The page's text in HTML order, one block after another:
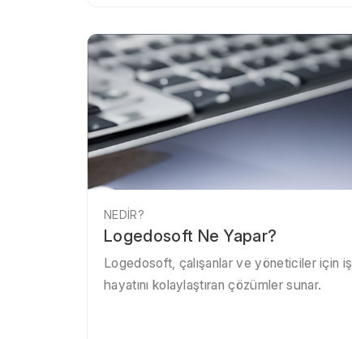
NEDIR?
Logedosoft Ne Yapar?
Logedosoft, çalışanlar ve yöneticiler için iş
hayatını kolaylaştıran çözümler sunar.